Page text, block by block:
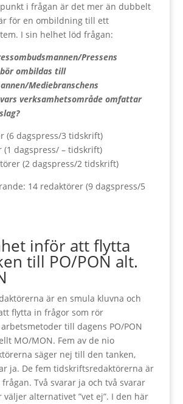
i frågan är det mer än dubbelt
för en ombildning till ett
I sin helhet löd frågan:
Pressens
ombildas till
Mediebranschens
verksamhetsområde omfattar
(6 dagspress/3 tidskrift)
dagspress/ – tidskrift)
(2 dagspress/2 tidskrift)
14 redaktörer (9 dagspress/5
inför att flytta
till PO/PON alt.
är en smula kluvna och
flytta in frågor som rör
till dagens PO/PON
MO/MON. Fem av de nio
säger nej till den tanken,
ja. De fem tidskriftsredaktörerna är
Två svarar ja och två svarar
väljer alternativet ”vet ej”. I den här